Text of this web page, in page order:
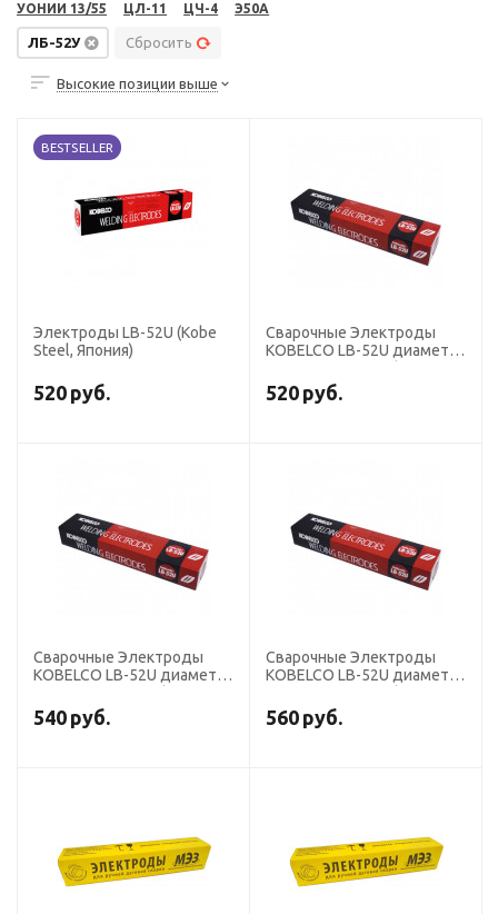
УОНИИ 13/55
ЦЛ-11 ЦЧ-4 Э50А
ЛБ-52У Сбросить
Высокие позиции выше
BESTSELLER
Электроды LB-52U (Kobe
Steel, Япония)
520 руб.
Сварочные Электроды
KOBELCO LB-52U диаметр
Э50А, пост+перем. ток,
основной)
520 руб.
Сварочные Электроды
KOBELCO LB-52U диаметр
Э50А, пост+перем. ток,
основной)
540 руб.
Сварочные Электроды
KOBELCO LB-52U диаметр
Э50А, пост+перем. ток,
основной)
560 руб.